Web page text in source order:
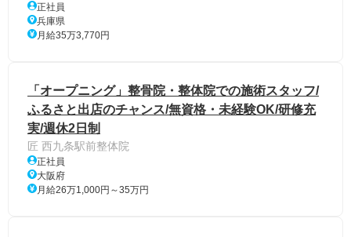
正社員
兵庫県
月給35万3,770円
「オープニング」整骨院・整体院での施術スタッフ/
ふるさと出店のチャンス/無資格・未経験OK/研修充
実/週休2日制
匠 西九条駅前整体院
正社員
大阪府
月給26万1,000円～35万円